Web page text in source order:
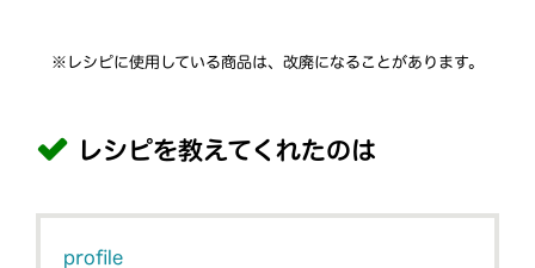
※レシピに使用している商品は、改廃になることがあります。
レシピを教えてくれたのは
profile